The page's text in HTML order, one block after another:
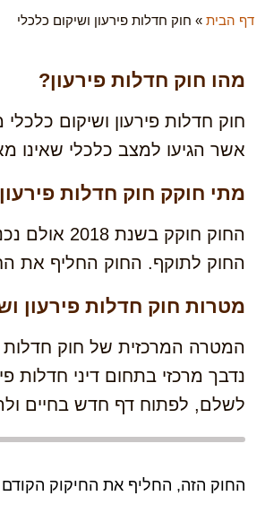
דף הבית » חוק חדלות פירעון ושיקום כלכלי
מהו חוק חדלות פירעון?
חוק חדלות פירעון ושיקום
אשר הגיעו למצב כלכלי שאינו
מתי חוקק חוק חדלות
החוק לתוקף. החוק החליף את
מטרות חוק חדלות פירעון
המטרה המרכזית של חוק חדלות
נדבך מרכזי בתחום דיני חדלות
לשלם, לפתוח דף חדש בחיים
החוק הזה, החליף את החיקוק